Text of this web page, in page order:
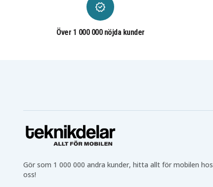
Kontakt till enhet
Kontakt till strömkälla
Över 1 000 000 nöjda kunder
Gör som 1 000 000 andra kunder, hitta allt för mobilen hos
oss!